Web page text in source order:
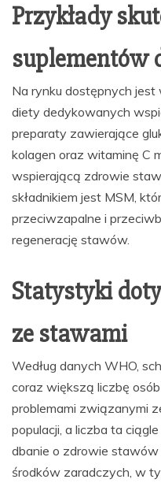
Przykłady
suplementów
Na rynku dostępnych
diety dedykowanych
preparaty zawierające
kolagen oraz witaminę C
wspierającą zdrowie
składnikiem jest MSM,
przeciwzapalne i
regenerację stawów.
Statystyki
ze stawami
Według danych WHO,
coraz większą liczbę
problemami związanymi
populacji, a liczba ta
dbanie o zdrowie
środków zaradczych, w